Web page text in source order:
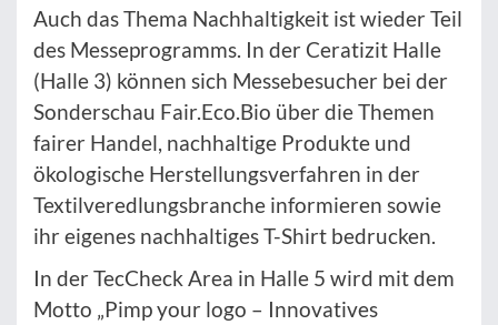
Auch das Thema Nachhaltigkeit ist wieder Teil
des Messeprogramms. In der Ceratizit Halle
(Halle 3) können sich Messebesucher bei der
Sonderschau Fair.Eco.Bio über die Themen
fairer Handel, nachhaltige Produkte und
ökologische Herstellungsverfahren in der
Textilveredlungsbranche informieren sowie
ihr eigenes nachhaltiges T-Shirt bedrucken.
In der TecCheck Area in Halle 5 wird mit dem
Motto „Pimp your logo – Innovatives